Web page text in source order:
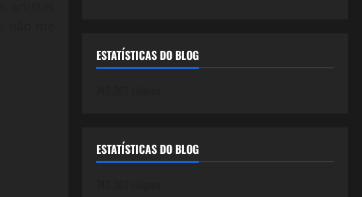
ESTATÍSTICAS DO BLOG
ESTATÍSTICAS DO BLOG